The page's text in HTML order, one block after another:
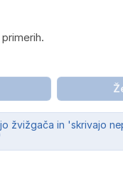
žvižgača in 'skrivajo